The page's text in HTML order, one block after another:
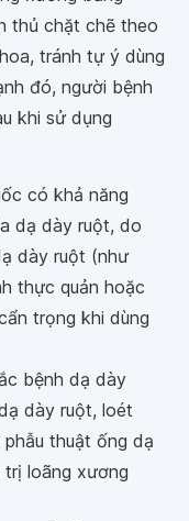
thủ chặt chẽ theo
tránh tự ý dùng
đó, người bệnh
khi sử dụng
có khả năng
dạ dày ruột, do
dày ruột (như
thực quản hoặc
trọng khi dùng
bệnh dạ dày
dày ruột, loét
thuật ống dạ
loãng xương